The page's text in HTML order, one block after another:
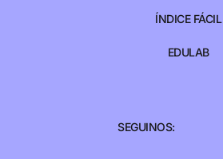
ÍNDICE FÁCIL
EDULAB
SEGUINOS: